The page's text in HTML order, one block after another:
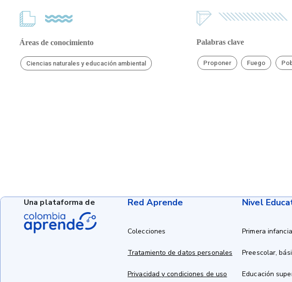
Áreas de conocimiento
Ciencias naturales y educación ambiental
Palabras clave
Proponer Fuego
Red Aprende
Colecciones
Tratamiento de datos personales
Privacidad y condiciones de uso
Nivel
Primera infancia
Preescolar,
Educación
Una plataforma de